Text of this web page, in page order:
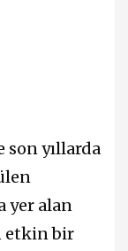
yıllarda
yer alan
etkin bir